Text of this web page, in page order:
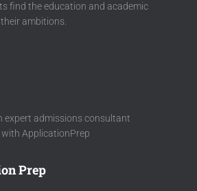
find the education and academic
ambitions.
expert admissions consultant
ApplicationPrep
Prep